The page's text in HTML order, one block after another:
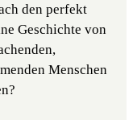
den perfekt
Geschichte von
Menschen